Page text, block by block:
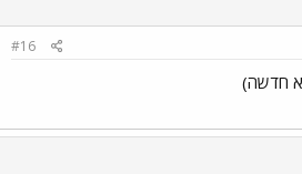
#16
חדשה)